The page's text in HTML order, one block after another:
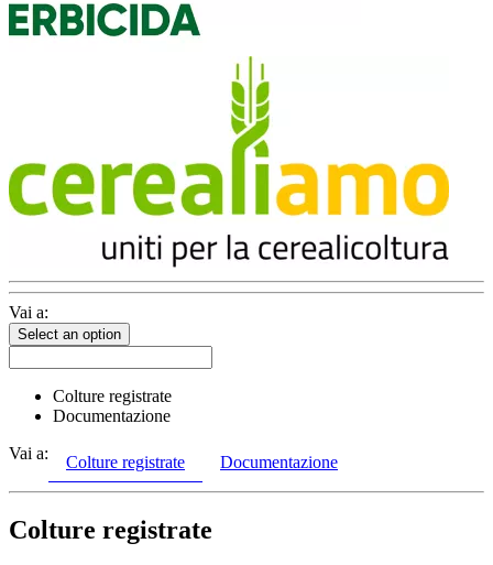
Vai a:
Select an option
Colture registrate
Documentazione
Vai a:
Colture registrate Documentazione
Colture registrate